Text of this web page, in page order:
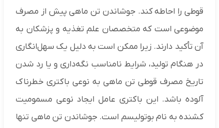
قوطی را احاطه کند. جوشاندن تن ماهی پیش از مصرف
موضوعی است که متخصصان علم تغذیه و پزشکان به
آن تأکید دارند. زیرا ممکن است به دلیل یک سهل‌انگاری
در هنگام تولید، شرایط نامناسب نگه‌داری و یا رد شدن
تاریخ مصرف قوطی تن ماهی به نوعی باکتری خطرناک
آلوده باشد. این باکتری عامل ایجاد نوعی مسمومیت
کشنده به نام بوتولیسم است. جوشاندن تن ماهی تنها